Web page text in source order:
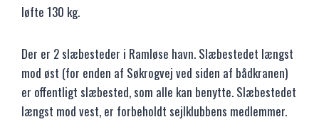
løfte 130 kg.
Der er 2 slæbesteder i Ramløse havn. Slæbestedet længst
mod øst (for enden af Søkrogvej ved siden af bådkranen)
er offentligt slæbested, som alle kan benytte. Slæbestedet
længst mod vest, er forbeholdt sejlklubbens medlemmer.